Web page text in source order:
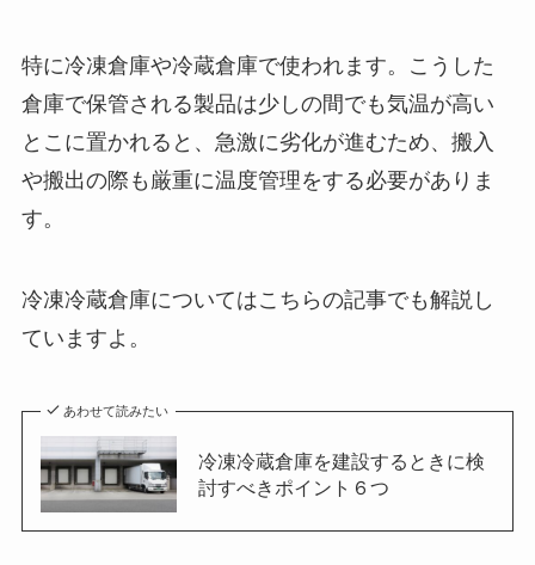
特に冷凍倉庫や冷蔵倉庫で使われます。こうした
倉庫で保管される製品は少しの間でも気温が高い
とこに置かれると、急激に劣化が進むため、搬入
や搬出の際も厳重に温度管理をする必要がありま
す。
冷凍冷蔵倉庫についてはこちらの記事でも解説し
ていますよ。
あわせて読みたい
冷凍冷蔵倉庫を建設するときに検
討すべきポイント６つ